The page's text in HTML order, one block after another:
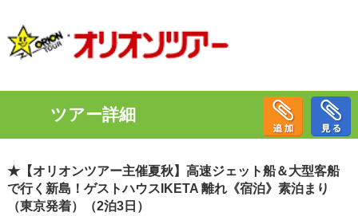
ツアー詳細
★【オリオンツアー主催夏秋】高速ジェット船＆大型客船
で行く新島！ゲストハウスIKETA 離れ《宿泊》素泊まり
（東京発着）（2泊3日）